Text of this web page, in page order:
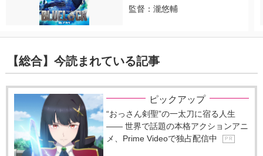
監督：瀧悠輔
【総合】今読まれている記事
ピックアップ
“おっさん剣聖”の一太刀に宿る人生
―― 世界で話題の本格アクションアニ
メ、Prime Videoで独占配信中
P R